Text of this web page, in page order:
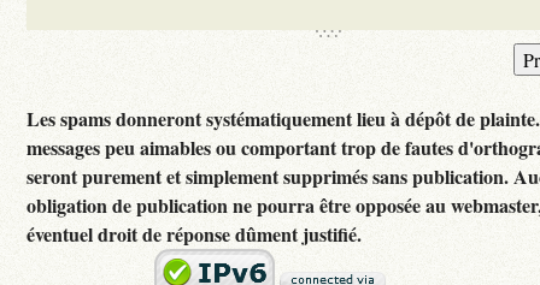
Les spams donneront systématiquement lieu à dépôt de
messages peu aimables ou comportant trop de fautes
seront purement et simplement supprimés sans publication.
obligation de publication ne pourra être opposée au
éventuel droit de réponse dûment justifié.